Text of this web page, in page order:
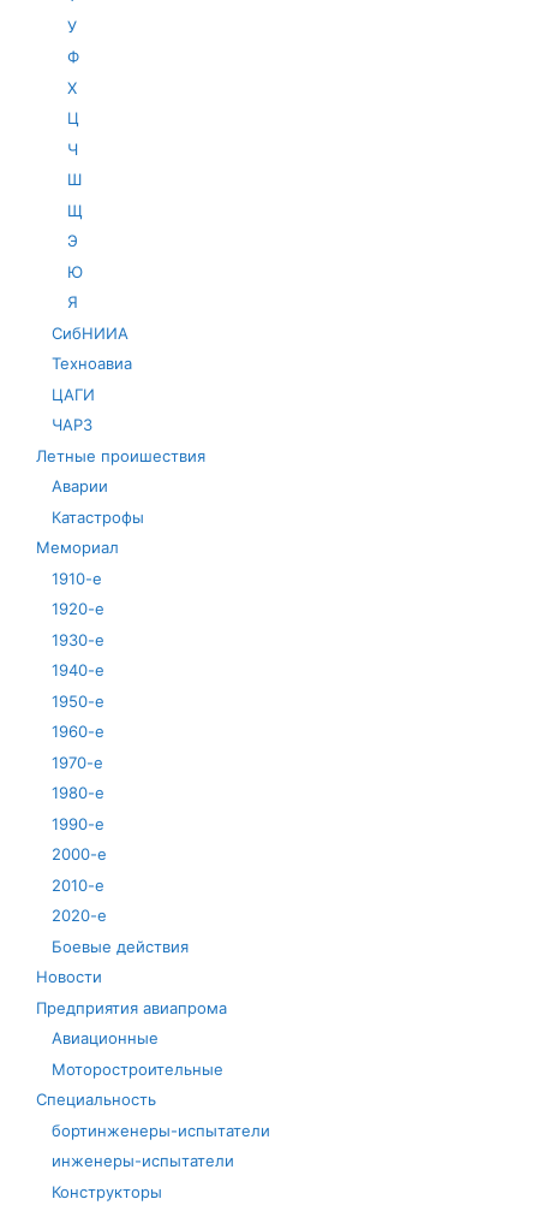
У
Ф
Х
Ц
Ч
Ш
Щ
Э
Ю
Я
СибНИИА
Техноавиа
ЦАГИ
ЧАРЗ
Летные проишествия
Аварии
Катастрофы
Мемориал
1910-е
1920-е
1930-е
1940-е
1950-е
1960-е
1970-е
1980-е
1990-е
2000-е
2010-е
2020-е
Боевые действия
Новости
Предприятия авиапрома
Авиационные
Моторостроительные
Специальность
бортинженеры-испытатели
инженеры-испытатели
Конструкторы